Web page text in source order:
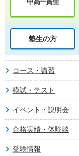
塾生の方
コース・講習
模試・テスト
イベント・説明会
合格実績・体験談
受験情報